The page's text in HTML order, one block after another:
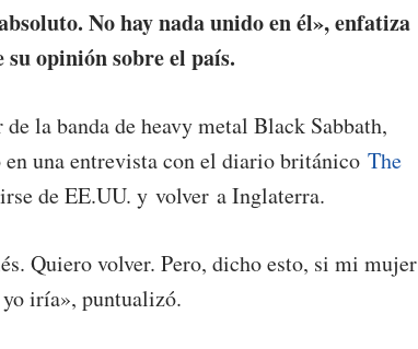
No hay nada unido en él», enfatiza
su opinión sobre el país.
la banda de heavy metal Black Sabbath,
en una entrevista con el diario británicoThe
de EE.UU. y volver a Inglaterra.
Quiero volver. Pero, dicho esto, si mi mujer
iría», puntualizó.